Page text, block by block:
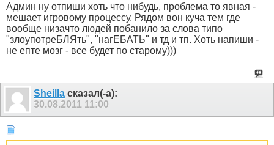
Админ ну отпиши хоть что нибудь, проблема то явная -
мешает игровому процессу. Рядом вон куча тем где
вообще низачто людей побанило за слова типо
"злоупотреБЛЯть", "нагЕБАТЬ" и тд и тп. Хоть напиши -
не епте мозг - все будет по старому)))
Sheilla сказал(-а):
30.08.2011 11:00